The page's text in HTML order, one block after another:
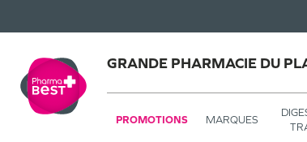
GRANDE PHARMACIE DU
PROMOTIONS MARQUES